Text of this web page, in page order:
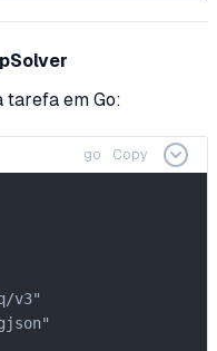
tarefa em Go:
go Copy
v3"